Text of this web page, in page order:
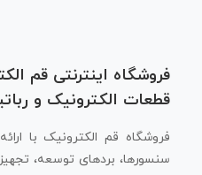
فروشگاه اینترنتی قم
قطعات الکترونیک و
فروشگاه قم الکترونیک با
سنسورها، بردهای توسعه،